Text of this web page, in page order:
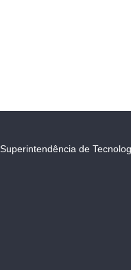
Superintendência de